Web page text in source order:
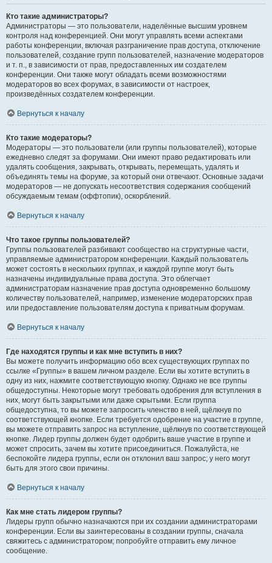
Кто такие администраторы?
Администраторы — это пользователи, наделённые высшим уровнем
контроля над конференцией. Они могут управлять всеми аспектами
работы конференции, включая разграничение прав доступа, отключение
пользователей, создание групп пользователей, назначение модераторов
и т. п., в зависимости от прав, предоставленных им создателем
конференции. Они также могут обладать всеми возможностями
модераторов во всех форумах, в зависимости от настроек,
произведённых создателем конференции.
Вернуться к началу
Кто такие модераторы?
Модераторы — это пользователи (или группы пользователей), которые
ежедневно следят за форумами. Они имеют право редактировать или
удалять сообщения, закрывать, открывать, перемещать, удалять и
объединять темы на форуме, за который они отвечают. Основные задачи
модераторов — не допускать несоответствия содержания сообщений
обсуждаемым темам (оффтопик), оскорблений.
Вернуться к началу
Что такое группы пользователей?
Группы пользователей разбивают сообщество на структурные части,
управляемые администратором конференции. Каждый пользователь
может состоять в нескольких группах, и каждой группе могут быть
назначены индивидуальные права доступа. Это облегчает
администраторам назначение прав доступа одновременно большому
количеству пользователей, например, изменение модераторских прав
или предоставление пользователям доступа к приватным форумам.
Вернуться к началу
Где находятся группы и как мне вступить в них?
Вы можете получить информацию обо всех существующих группах по
ссылке «Группы» в вашем личном разделе. Если вы хотите вступить в
одну из них, нажмите соответствующую кнопку. Однако не все группы
общедоступны. Некоторые могут требовать одобрения для вступления в
них, могут быть закрытыми или даже скрытыми. Если группа
общедоступна, то вы можете запросить членство в ней, щёлкнув по
соответствующей кнопке. Если требуется одобрение на участие в группе,
вы можете отправить запрос на вступление, щёлкнув по соответствующей
кнопке. Лидер группы должен будет одобрить ваше участие в группе и
может спросить, зачем вы хотите присоединиться. Пожалуйста, не
беспокойте лидера группы, если он отклонил ваш запрос; у него могут
быть для этого свои причины.
Вернуться к началу
Как мне стать лидером группы?
Лидеры групп обычно назначаются при их создании администраторами
конференции. Если вы заинтересованы в создании группы, сначала
свяжитесь с администратором; попробуйте отправить ему личное
сообщение.